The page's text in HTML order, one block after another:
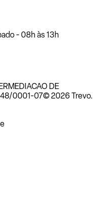
- 08h às 13h
DE
0001-07© 2026 Trevo.